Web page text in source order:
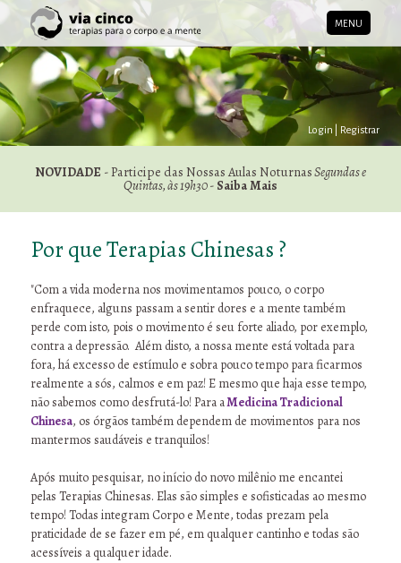
MENU
Login Registrar
NOVIDADE - Participe das Nossas Aulas NoturnasSegundas e
Quintas, às 19h30- Saiba Mais
Por que Terapias Chinesas ?
"Com a vida moderna nos movimentamos pouco, o corpo
enfraquece, alguns passam a sentir dores e a mente também
perde com isto, pois o movimento é seu forte aliado, por exemplo,
contra a depressão. Além disto, a nossa mente está voltada para
fora, há excesso de estímulo e sobra pouco tempo para ficarmos
realmente a sós, calmos e em paz! E mesmo que haja esse tempo,
não sabemos como desfrutá-lo! Para aMedicina Tradicional
Chinesa, os órgãos também dependem de movimentos para nos
mantermos saudáveis e tranquilos!
Após muito pesquisar, no início do novo milênio me encantei
pelas Terapias Chinesas. Elas são simples e sofisticadas ao mesmo
tempo! Todas integram Corpo e Mente, todas prezam pela
praticidade de se fazer em pé, em qualquer cantinho e todas são
acessíveis a qualquer idade.